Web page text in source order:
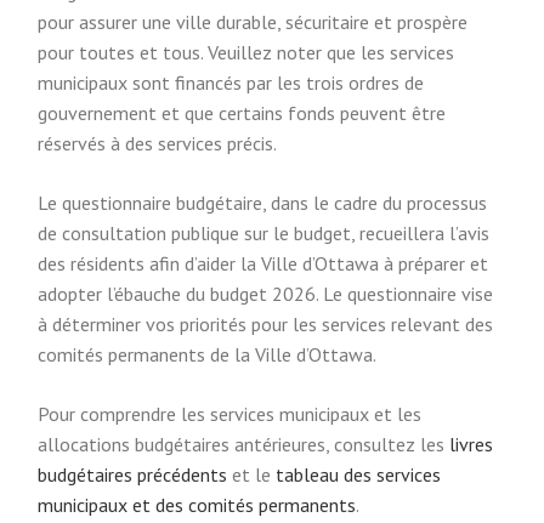
pour assurer une ville durable, sécuritaire et prospère
pour toutes et tous. Veuillez noter que les services
municipaux sont financés par les trois ordres de
gouvernement et que certains fonds peuvent être
réservés à des services précis.
Le questionnaire budgétaire, dans le cadre du processus
de consultation publique sur le budget, recueillera l’avis
des résidents afin d’aider la Ville d’Ottawa à préparer et
adopter l’ébauche du budget 2026. Le questionnaire vise
à déterminer vos priorités pour les services relevant des
comités permanents de la Ville d’Ottawa.
Pour comprendre les services municipaux et les
allocations budgétaires antérieures, consultez les livres
budgétaires précédents et le tableau des services
municipaux et des comités permanents.